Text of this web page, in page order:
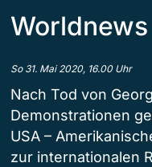
Worldnews
So 31. Mai 2020, 16.00 Uhr
Nach Tod von
Demonstrationen
USA –
zur internationalen